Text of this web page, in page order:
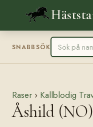
SNABBSÖK
Raser › Kallblodig
Åshild (NO)